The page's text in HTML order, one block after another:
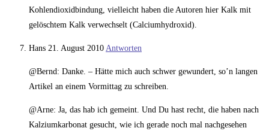
Kohlendioxidbindung, vielleicht haben die Autoren hier Kalk mit
gelöschtem Kalk verwechselt (Calciumhydroxid).
Hans 21. August 2010 Antworten
@Bernd: Danke. – Hätte mich auch schwer gewundert, so’n langen
Artikel an einem Vormittag zu schreiben.
@Arne: Ja, das hab ich gemeint. Und Du hast recht, die haben nach
Kalziumkarbonat gesucht, wie ich gerade noch mal nachgesehen